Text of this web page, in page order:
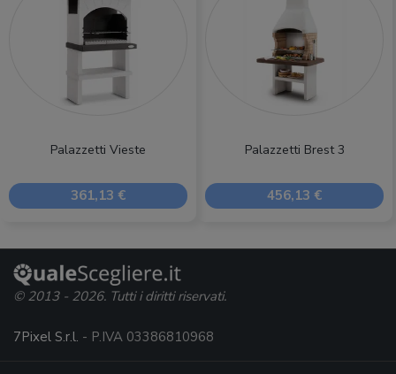
Palazzetti Vieste
361,13 €
Palazzetti Brest 3
456,13 €
© 2013 - 2026. Tutti i diritti riservati.
7Pixel S.r.l. - P.IVA 03386810968